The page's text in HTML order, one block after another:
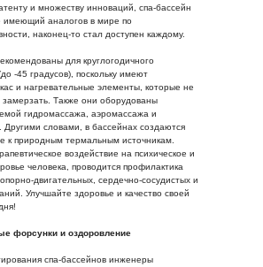
и множеству инноваций, спа-бассейн
имеющий аналогов в мире по
наконец-то стал доступен каждому.
для круглогодичного
-45 градусов), поскольку имеют
и нагревательные элементы, которые не
замерзать. Также они оборудованы
гидромассажа, аэромассажа и
Другими словами, в бассейнах создаются
к природным термальным источникам.
воздействие на психическое и
человека, проводится профилактика
двигательных, сердечно-сосудистых и
Улучшайте здоровье и качество своей
форсунки и оздоровление
спа-бассейнов инженеры